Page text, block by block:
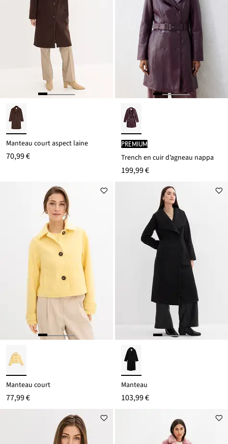
Manteau court aspect laine
70,99 €
PREMIUM
Trench en cuir d’agneau nappa
199,99 €
Manteau court
77,99 €
Manteau
103,99 €